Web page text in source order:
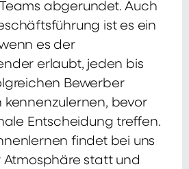
abgerundet. Auch
ist es ein
es der
erlaubt, jeden bis
Bewerber
kennenzulernen, bevor
Entscheidung treffen.
findet bei uns
Atmosphäre statt und